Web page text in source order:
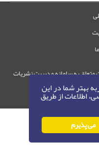
بهتر شما در این
از طریق
می پذیرم
به سامانه مدیریت نشریات
رایمگ است.
©
1405-1396